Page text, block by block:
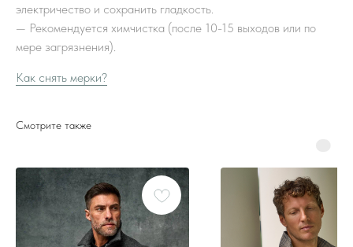
электричество и сохранить гладкость.
— Рекомендуется химчистка (после 10-15 выходов или по
мере загрязнения).
Как снять мерки?
Смотрите также